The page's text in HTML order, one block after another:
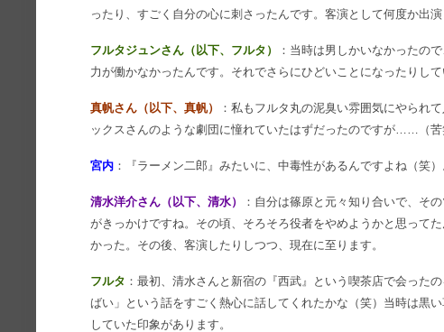
ったり、すごく自分の心に刺さったんです。客演として何度か出演
フルタジュンさん（以下、フルタ）
：当時は男しかいなかったの
力が働かなかったんです。それでさらにひどいことになったりして
真帆さん（以下、真帆）
：私もフルタ丸の泥臭い雰囲気にやられ
ックスさんのような劇団に憧れていたはずだったのですが……（苦
宮内 ：『ラーメン二郎』みたいに、中毒性があるんですよね（笑）
清水洋介さん（以下、清水）
：自分は篠原と元々知り合いで、そ
がきっかけですね。その頃、そろそろ役者をやめようかと思って
かった。その後、客演したりしつつ、現在に至ります。
フルタ ：最初、清水さんと新宿の『西武』という喫茶店で会っ
ばい」という話をすごく熱心に話してくれたかな（笑）当時は黒
していた印象があります。